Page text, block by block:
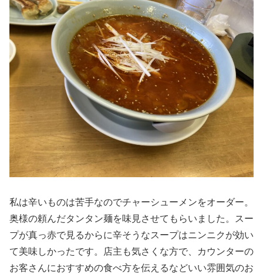
私は辛いものは苦手なのでチャーシューメンをオーダー。
奥様の頼んだタンタン麺を味見させてもらいました。スー
プが真っ赤で見るからに辛そうなスープはニンニクが効い
て美味しかったです。店主も気さくな方で、カウンターの
お客さんにおすすめの食べ方を伝えるなどいい雰囲気のお